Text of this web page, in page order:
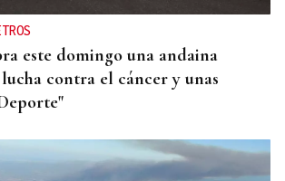
este domingo una andaina
contra el cáncer y unas